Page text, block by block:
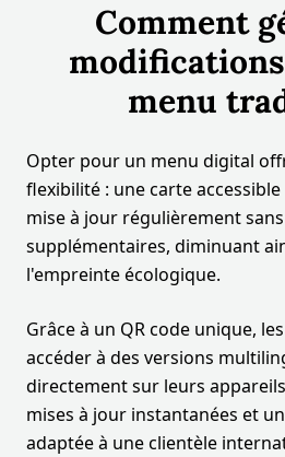
Comment
menu
Opter pour un menu digital
flexibilité : une carte
mise à jour régulièrement
supplémentaires, diminuant
l'empreinte écologique.
Grâce à un QR code unique,
accéder à des versions
directement sur leurs
mises à jour instantanées et
adaptée à une clientèle